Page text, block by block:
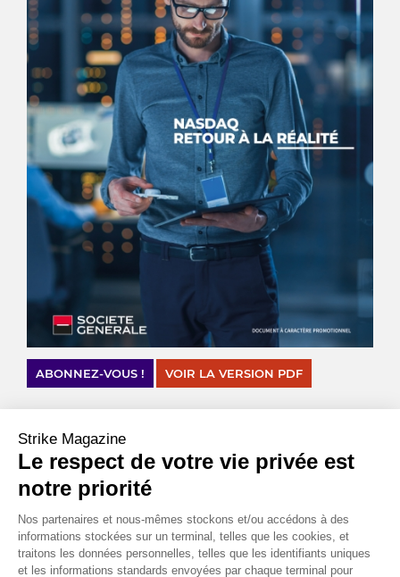
ABONNEZ-VOUS ! VOIR LA VERSION PDF
CHIFFRES CLÉS
C’est le cours qu’a atteint le bitcoin en cours de séance le
10 mai 2022, bien loin des
68 000 $ atteints en novembre dernier.
Strike Magazine
Le respect de votre vie privée est
notre priorité
Nos partenaires et nous-mêmes stockons et/ou accédons à des
informations stockées sur un terminal, telles que les cookies, et
traitons les données personnelles, telles que les identifiants uniques
et les informations standards envoyées par chaque terminal pour